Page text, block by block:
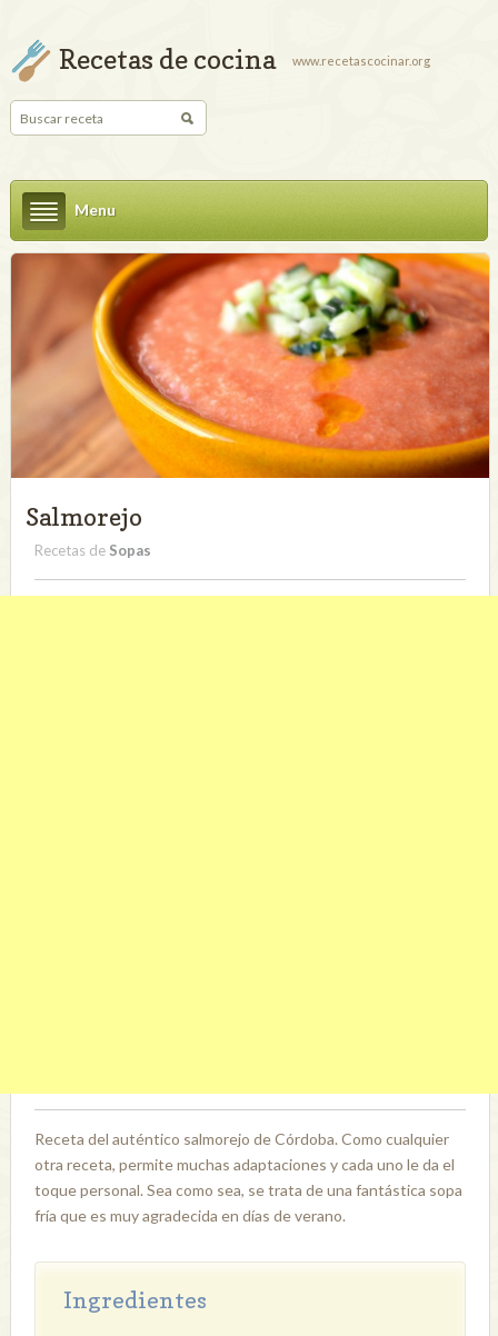
Recetas de cocina www.recetascocinar.org
Menu
Salmorejo
Recetas de Sopas
Receta del auténtico salmorejo de Córdoba. Como cualquier
otra receta, permite muchas adaptaciones y cada uno le da el
toque personal. Sea como sea, se trata de una fantástica sopa
fría que es muy agradecida en días de verano.
Ingredientes